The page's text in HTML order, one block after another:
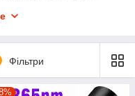
у криміналістиці та
нм і 365 нм
випромінюють
і дають
Фільтри